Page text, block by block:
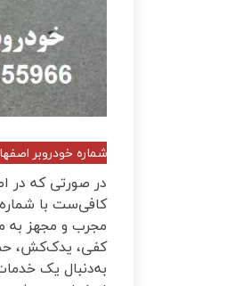
شماره خودروبر
در صورتی که در
مجرب و مجهز به
کفی، یدک‌کش،
به‌دنبال یک